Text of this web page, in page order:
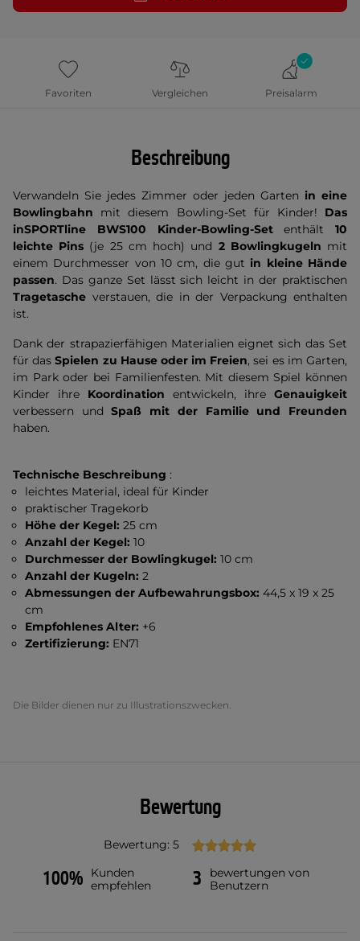
Favoriten Vergleichen Preisalarm
Beschreibung
Verwandeln Sie jedes Zimmer oder jeden Garten in eine
Bowlingbahn mit diesem Bowling-Set für Kinder! Das
inSPORTline BWS100 Kinder-Bowling-Setenthält 10
leichte Pins (je 25 cm hoch) und 2 Bowlingkugeln mit
einem Durchmesser von 10 cm, die gut in kleine Hände
passen. Das ganze Set lässt sich leicht in der praktischen
Tragetasche verstauen, die in der Verpackung enthalten
ist.
Dank der strapazierfähigen Materialien eignet sich das Set
für dasSpielen zu Hause oder im Freien, sei es im Garten,
im Park oder bei Familienfesten. Mit diesem Spiel können
Kinder ihre Koordination entwickeln, ihre Genauigkeit
verbessern undSpaß mit der Familie und Freunden
haben.
Technische Beschreibung :
leichtes Material, ideal für Kinder
praktischer Tragekorb
Höhe der Kegel:25 cm
Anzahl der Kegel:10
Durchmesser der Bowlingkugel:10 cm
Anzahl der Kugeln:2
Abmessungen der Aufbewahrungsbox:44,5 x 19 x 25
cm
Empfohlenes Alter: +6
Zertifizierung: EN71
Die Bilder dienen nur zu Illustrationszwecken.
Bewertung
Bewertung: 5
100%
Kunden
empfehlen
3
bewertungen von
Benutzern